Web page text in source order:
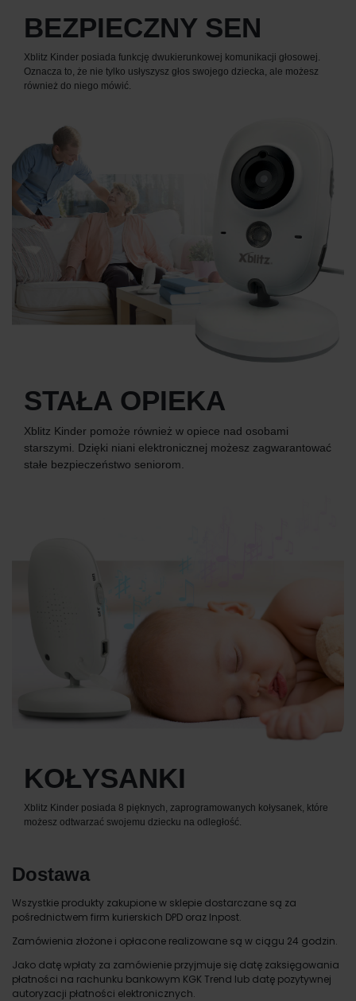
BEZPIECZNY SEN
Xblitz Kinder posiada funkcję dwukierunkowej komunikacji głosowej.
Oznacza to, że nie tylko usłyszysz głos swojego dziecka, ale możesz
również do niego mówić.
STAŁA OPIEKA
Xblitz Kinder pomoże również w opiece nad osobami
starszymi. Dzięki niani elektronicznej możesz zagwarantować
stałe bezpieczeństwo seniorom.
KOŁYSANKI
Xblitz Kinder posiada 8 pięknych, zaprogramowanych kołysanek, które
możesz odtwarzać swojemu dziecku na odległość.
Dostawa
Wszystkie produkty zakupione w sklepie dostarczane są za
pośrednictwem firm kurierskich DPD oraz Inpost.
Zamówienia złożone i opłacone realizowane są w ciągu 24 godzin.
Jako datę wpłaty za zamówienie przyjmuje się datę zaksięgowania
płatności na rachunku bankowym KGK Trend lub datę pozytywnej
autoryzacji płatności elektronicznych.